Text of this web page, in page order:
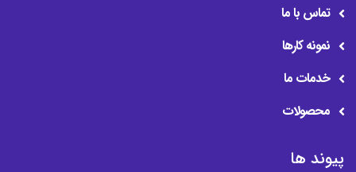
تماس با ما
نمونه کارها
خدمات ما
محصولات
پیوند ها